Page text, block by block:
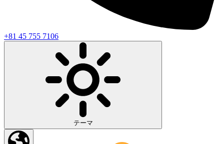
+81 45 755 7106
テーマ